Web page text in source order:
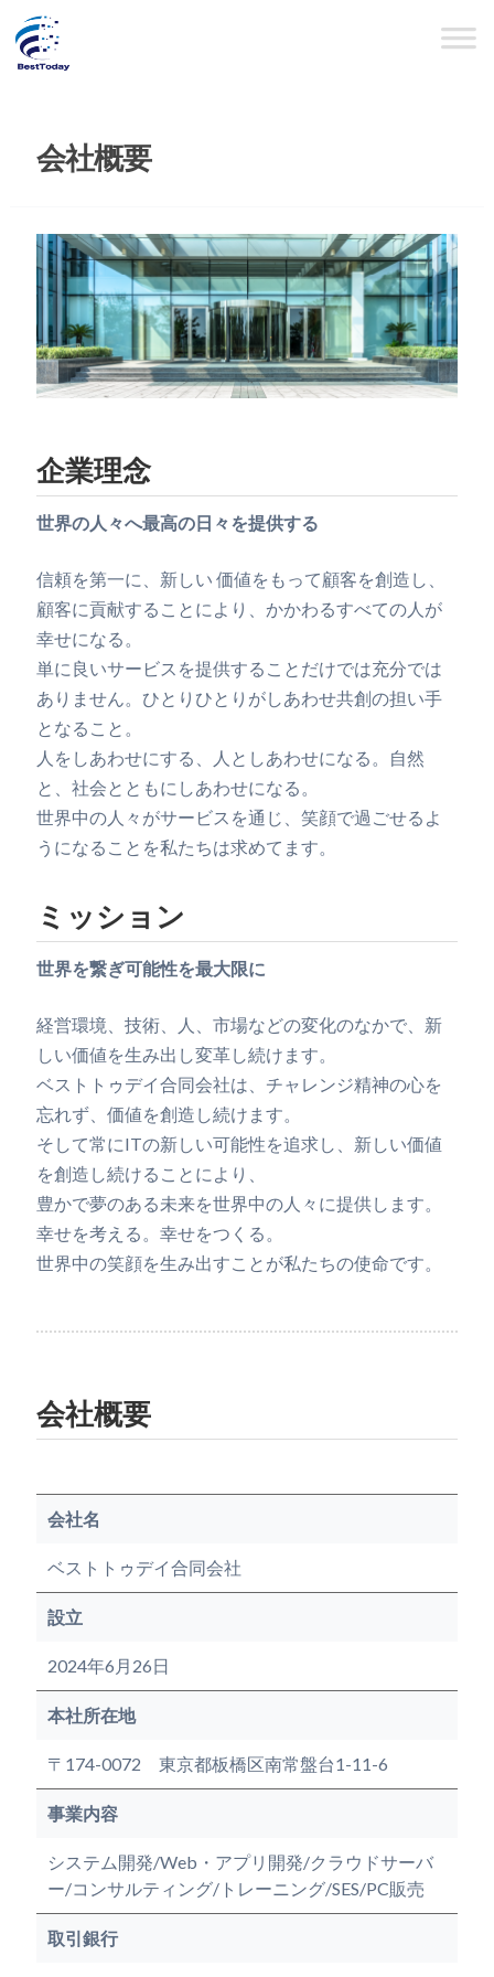
会社概要
企業理念​
世界の人々へ最高の日々を提供する
信頼を第一に、新しい 価値をもって顧客を創造し、
顧客に貢献することにより、かかわるすべての人が
幸せになる。​
単に良いサービスを提供することだけでは充分では
ありません。ひとりひとりがしあわせ共創の担い手
となること。​
人をしあわせにする、人としあわせになる。自然
と、社会とともにしあわせになる。​
世界中の人々がサービスを通じ、笑顔で過ごせるよ
うになることを私たちは求めてます。​
ミッション​
世界を繋ぎ可能性を最大限に
経営環境、技術、人、市場などの変化のなかで、新
しい価値を生み出し変革し続けます。​
ベストトゥデイ合同会社は、チャレンジ精神の心を
忘れず、価値を創造し続けます。​
そして常にITの新しい可能性を追求し、新しい価値
を創造し続けることにより、​
豊かで夢のある未来を世界中の人々に提供します。
幸せを考える。幸せをつくる。​
世界中の笑顔を生み出すことが私たちの使命です。​
会社概要
会社名
ベストトゥデイ合同会社​
設立
2024年6月26日​
本社所在地
〒174-0072 東京都板橋区南常盤台1-11-6 ​ ​
事業内容
システム開発/Web・アプリ開発/クラウドサーバ
ー/コンサルティング/トレーニング/SES/PC販売
取引銀行